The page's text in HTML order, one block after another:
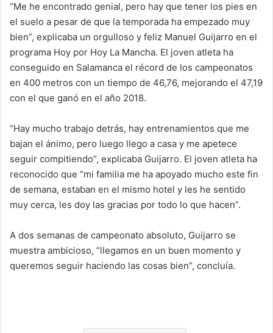
“Me he encontrado genial, pero hay que tener los pies en
el suelo a pesar de que la temporada ha empezado muy
bien”, explicaba un orgulloso y feliz Manuel Guijarro en el
programa Hoy por Hoy La Mancha. El joven atleta ha
conseguido en Salamanca el récord de los campeonatos
en 400 metros con un tiempo de 46,76, mejorando el 47,19
con el que ganó en el año 2018.
“Hay mucho trabajo detrás, hay entrenamientos que me
bajan el ánimo, pero luego llego a casa y me apetece
seguir compitiendo”, explicaba Guijarro. El joven atleta ha
reconocido que “mi familia me ha apoyado mucho este fin
de semana, estaban en el mismo hotel y les he sentido
muy cerca, les doy las gracias por todo lo que hacen”.
A dos semanas de campeonato absoluto, Guijarro se
muestra ambicioso, “llegamos en un buen momento y
queremos seguir haciendo las cosas bien”, concluía.